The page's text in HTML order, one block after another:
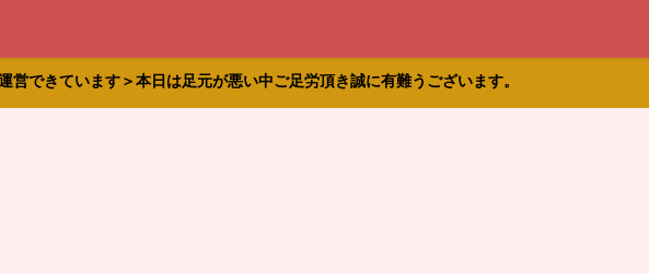
できています＞本日は足元が悪い中ご足労頂き誠に有難うございます。